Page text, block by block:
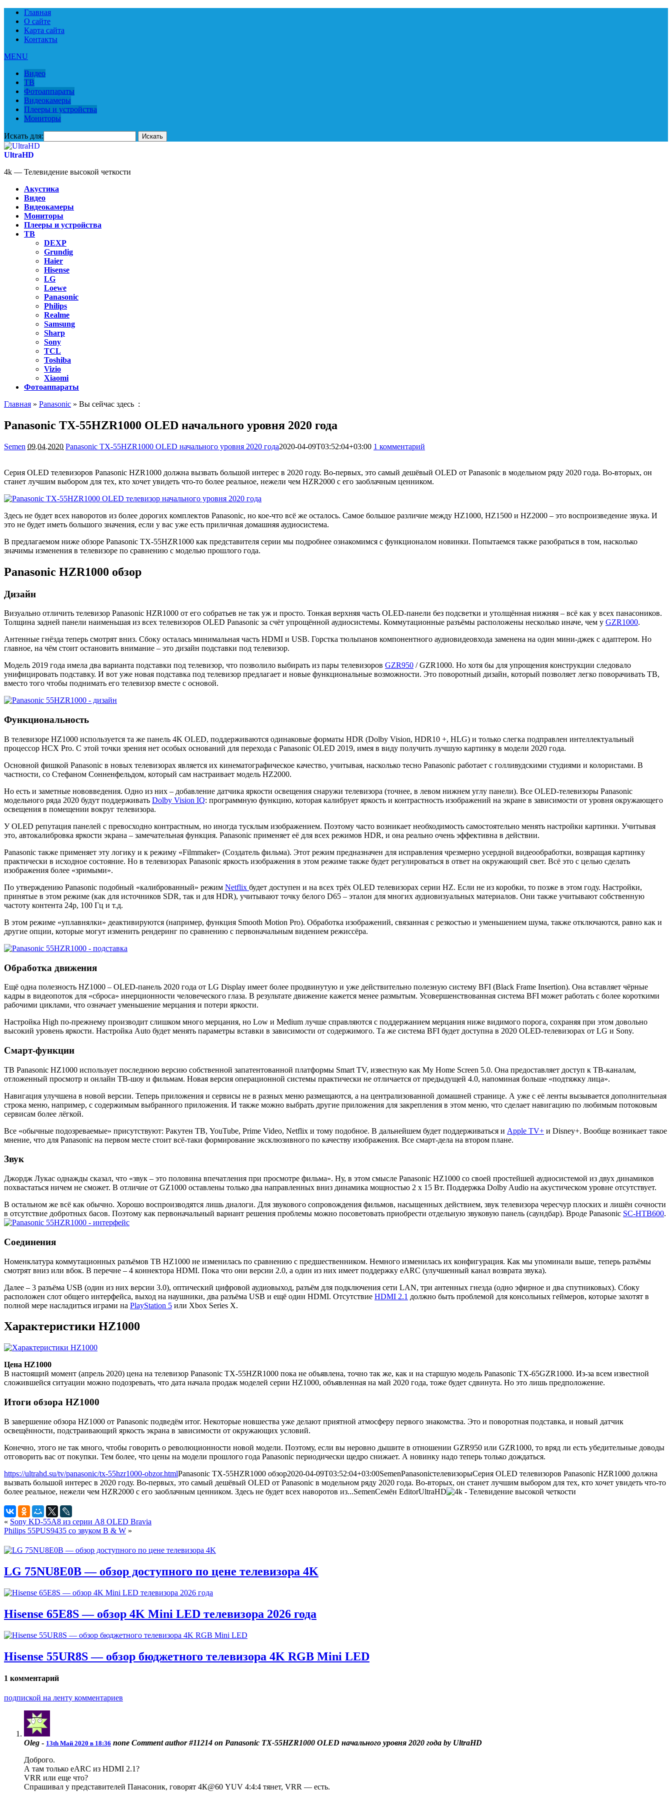
Главная
О сайте
Карта сайта
Контакты
MENU
Видео
ТВ
Фотоаппараты
Видеокамеры
Плееры и устройства
Мониторы
Искать для:
UltraHD
4k — Телевидение высокой четкости
Акустика
Видео
Видеокамеры
Мониторы
Плееры и устройства
ТВ
DEXP
Grundig
Haier
Hisense
LG
Loewe
Panasonic
Philips
Realme
Samsung
Sharp
Sony
TCL
Toshiba
Vizio
Xiaomi
Фотоаппараты
Главная » Panasonic » Вы сейчас здесь :
Panasonic TX-55HZR1000 OLED начального уровня 2020 года
Semen 09.04.2020 Panasonic TX-55HZR1000 OLED начального уровня 2020 года2020-04-09T03:52:04+03:00 1 комментарий
Серия OLED телевизоров Panasonic HZR1000 должна вызвать большой интерес в 2020 году. Во-первых, это самый дешёвый OLED от Panasonic в модельном ряду 2020 года. Во-вторых, он
станет лучшим выбором для тех, кто хочет увидеть что-то более реальное, нежели чем HZR2000 с его заоблачным ценником.
Здесь не будет всех наворотов из более дорогих комплектов Panasonic, но кое-что всё же осталось. Самое большое различие между HZ1000, HZ1500 и HZ2000 – это воспроизведение звука. И
это не будет иметь большого значения, если у вас уже есть приличная домашняя аудиосистема.
В предлагаемом ниже обзоре Panasonic TX-55HZR1000 как представителя серии мы подробнее ознакомимся с функционалом новинки. Попытаемся также разобраться в том, насколько
значимы изменения в телевизоре по сравнению с моделью прошлого года.
Panasonic HZR1000 обзор
Дизайн
Визуально отличить телевизор Panasonic HZR1000 от его собратьев не так уж и просто. Тонкая верхняя часть OLED-панели без подсветки и утолщённая нижняя – всё как у всех панасоников.
Толщина задней панели наименьшая из всех телевизоров OLED Panasonic за счёт упрощённой аудиосистемы. Коммутационные разъёмы расположены несколько иначе, чем у GZR1000.
Антенные гнёзда теперь смотрят вниз. Сбоку осталась минимальная часть HDMI и USB. Горстка тюльпанов компонентного аудиовидеовхода заменена на один мини-джек с адаптером. Но
главное, на чём стоит остановить внимание – это дизайн подставки под телевизор.
Модель 2019 года имела два варианта подставки под телевизор, что позволило выбирать из пары телевизоров GZR950 / GZR1000. Но хотя бы для упрощения конструкции следовало
унифицировать подставку. И вот уже новая подставка под телевизор предлагает и новые функциональные возможности. Это поворотный дизайн, который позволяет легко поворачивать ТВ,
вместо того чтобы поднимать его телевизор вместе с основой.
Функциональность
В телевизоре HZ1000 используется та же панель 4K OLED, поддерживаются одинаковые форматы HDR (Dolby Vision, HDR10 +, HLG) и только слегка подправлен интеллектуальный
процессор HCX Pro. С этой точки зрения нет особых оснований для перехода с Panasonic OLED 2019, имея в виду получить лучшую картинку в модели 2020 года.
Основной фишкой Panasonic в новых телевизорах является их кинематографическое качество, учитывая, насколько тесно Panasonic работает с голливудскими студиями и колористами. В
частности, со Стефаном Сонненфельдом, который сам настраивает модель HZ2000.
Но есть и заметные нововведения. Одно из них – добавление датчика яркости освещения снаружи телевизора (точнее, в левом нижнем углу панели). Все OLED-телевизоры Panasonic
модельного ряда 2020 будут поддерживать Dolby Vision IQ: программную функцию, которая калибрует яркость и контрастность изображений на экране в зависимости от уровня окружающего
освещения в помещении вокруг телевизора.
У OLED репутация панелей с превосходно контрастным, но иногда тусклым изображением. Поэтому часто возникает необходимость самостоятельно менять настройки картинки. Учитывая
это, автокалибровка яркости экрана – замечательная функция. Panasonic применяет её для всех режимов HDR, и она реально очень эффективна в действии.
Panasonic также применяет эту логику и к режиму «Filmmaker» (Создатель фильма). Этот режим предназначен для исправления чрезмерно усердной видеообработки, возвращая картинку
практически в исходное состояние. Но в телевизорах Panasonic яркость изображения в этом режиме также будет регулироваться в ответ на окружающий свет. Всё это с целью сделать
изображения более «зримыми».
По утверждению Panasonic подобный «калиброванный» режим Netflix будет доступен и на всех трёх OLED телевизорах серии HZ. Если не из коробки, то позже в этом году. Настройки,
принятые в этом режиме (как для источников SDR, так и для HDR), учитывают точку белого D65 – эталон для многих аудиовизуальных материалов. Они также учитывают собственную
частоту контента 24p, 100 Гц и т.д.
В этом режиме «уплавнялки» деактивируются (например, функция Smooth Motion Pro). Обработка изображений, связанная с резкостью и уменьшением шума, также отключаются, равно как и
другие опции, которые могут изменить рендеринг по сравнению с первоначальным видением режиссёра.
Обработка движения
Ещё одна полезность HZ1000 – OLED-панель 2020 года от LG Display имеет более продвинутую и уже действительно полезную систему BFI (Black Frame Insertion). Она вставляет чёрные
кадры в видеопоток для «сброса» инерционности человеческого глаза. В результате движение кажется менее размытым. Усовершенствованная система BFI может работать с более короткими
рабочими циклами, что означает уменьшение мерцания и потери яркости.
Настройка High по-прежнему производит слишком много мерцания, но Low и Medium лучше справляются с поддержанием мерцания ниже видимого порога, сохраняя при этом довольно
высокий уровень яркости. Настройка Auto будет менять параметры вставки в зависимости от содержимого. Та же система BFI будет доступна в 2020 OLED-телевизорах от LG и Sony.
Смарт-функции
ТВ Panasonic HZ1000 использует последнюю версию собственной запатентованной платформы Smart TV, известную как My Home Screen 5.0. Она предоставляет доступ к ТВ-каналам,
отложенный просмотр и онлайн ТВ-шоу и фильмам. Новая версия операционной системы практически не отличается от предыдущей 4.0, напоминая больше «подтяжку лица».
Навигация улучшена в новой версии. Теперь приложения и сервисы не в разных меню размещаются, а на централизованной домашней странице. А уже с её ленты вызывается дополнительная
строка меню, например, с содержимым выбранного приложения. И также можно выбрать другие приложения для закрепления в этом меню, что сделает навигацию по любимым потоковым
сервисам более лёгкой.
Все «обычные подозреваемые» присутствуют: Ракутен ТВ, YouTube, Prime Video, Netflix и тому подобное. В дальнейшем будет поддерживаться и Apple TV+ и Disney+. Вообще возникает такое
мнение, что для Panasonic на первом месте стоит всё-таки формирование эксклюзивного по качеству изображения. Все смарт-дела на втором плане.
Звук
Джордж Лукас однажды сказал, что «звук – это половина впечатления при просмотре фильма». Ну, в этом смысле Panasonic HZ1000 со своей простейшей аудиосистемой из двух динамиков
похвастаться ничем не сможет. В отличие от GZ1000 оставлены только два направленных вниз динамика мощностью 2 х 15 Вт. Поддержка Dolby Audio на акустическом уровне отсутствует.
В остальном же всё как обычно. Хорошо воспроизводятся лишь диалоги. Для звукового сопровождения фильмов, насыщенных действием, звук телевизора чересчур плоских и лишён сочности
в отсутствие добротных басов. Поэтому как первоначальный вариант решения проблемы можно посоветовать приобрести отдельную звуковую панель (саундбар). Вроде Panasonic SC-HTB600.
Соединения
Номенклатура коммутационных разъёмов ТВ HZ1000 не изменилась по сравнению с предшественником. Немного изменилась их конфигурация. Как мы упоминали выше, теперь разъёмы
смотрят вниз или вбок. В перечне – 4 коннектора HDMI. Пока что они версии 2.0, а один из них имеет поддержку eARC (улучшенный канал возврата звука).
Далее – 3 разъёма USB (один из них версии 3.0), оптический цифровой аудиовыход, разъём для подключения сети LAN, три антенных гнезда (одно эфирное и два спутниковых). Сбоку
расположен слот общего интерфейса, выход на наушники, два разъёма USB и ещё один HDMI. Отсутствие HDMI 2.1 должно быть проблемой для консольных геймеров, которые захотят в
полной мере насладиться играми на PlayStation 5 или Xbox Series X.
Характеристики HZ1000
Цена HZ1000
В настоящий момент (апрель 2020) цена на телевизор Panasonic TX-55HZR1000 пока не объявлена, точно так же, как и на старшую модель Panasonic TX-65GZR1000. Из-за всем известной
сложившейся ситуации можно подозревать, что дата начала продаж моделей серии HZ1000, объявленная на май 2020 года, тоже будет сдвинута. Но это лишь предположение.
Итоги обзора HZ1000
В завершение обзора HZ1000 от Panasonic подведём итог. Некоторые новшества уже делают приятной атмосферу первого знакомства. Это и поворотная подставка, и новый датчик
освещённости, подстраивающий яркость экрана в зависимости от окружающих условий.
Конечно, этого не так много, чтобы говорить о революционности новой модели. Поэтому, если вы неровно дышите в отношении GZR950 или GZR1000, то вряд ли есть убедительные доводы
отговорить вас от покупки. Тем более, что цены на модели прошлого года Panasonic периодически щедро снижает. А новинку надо теперь только дождаться.
https://ultrahd.su/tv/panasonic/tx-55hzr1000-obzor.htmlPanasonic TX-55HZR1000 обзор2020-04-09T03:52:04+03:00SemenPanasonicтелевизорыСерия OLED телевизоров Panasonic HZR1000 должна
вызвать большой интерес в 2020 году. Во-первых, это самый дешёвый OLED от Panasonic в модельном ряду 2020 года. Во-вторых, он станет лучшим выбором для тех, кто хочет увидеть что-то
более реальное, нежели чем HZR2000 с его заоблачным ценником. Здесь не будет всех наворотов из...SemenСемён EditorUltraHD
« Sony KD-55A8 из серии A8 OLED Bravia
Philips 55PUS9435 со звуком B & W »
LG 75NU8E0B — обзор доступного по цене телевизора 4K
Hisense 65E8S — обзор 4K Mini LED телевизора 2026 года
Hisense 55UR8S — обзор бюджетного телевизора 4K RGB Mini LED
1 комментарий
подпиской на ленту комментариев
Oleg - 13th Май 2020 в 18:36 none Comment author #11214 on Panasonic TX-55HZR1000 OLED начального уровня 2020 года by UltraHD
Доброго.
А там только eARC из HDMI 2.1?
VRR или еще что?
Спрашивал у представителей Панасоник, говорят 4К@60 YUV 4:4:4 тянет, VRR — есть.